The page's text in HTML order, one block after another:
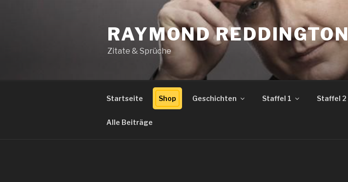
RAYMOND REDDINGTON
Zitate & Sprüche
Startseite Shop Geschichten Staffel 1 Staffel 2
Alle Beiträge